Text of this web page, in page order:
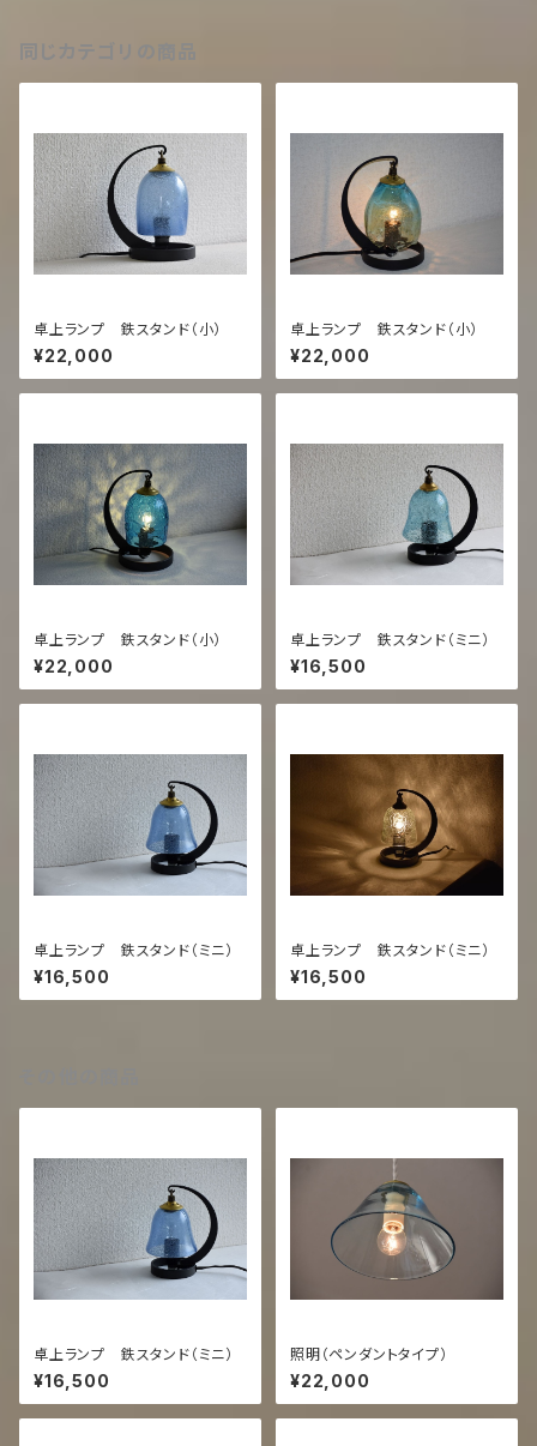
同じカテゴリの商品
卓上ランプ 鉄スタンド（小）
¥22,000
卓上ランプ 鉄スタンド（小）
¥22,000
卓上ランプ 鉄スタンド（小）
¥22,000
卓上ランプ 鉄スタンド（ミニ）
¥16,500
卓上ランプ 鉄スタンド（ミニ）
¥16,500
卓上ランプ 鉄スタンド（ミニ）
¥16,500
卓上ランプ 鉄スタンド（ミニ）
¥16,500
照明（ペンダントタイプ）
¥22,000